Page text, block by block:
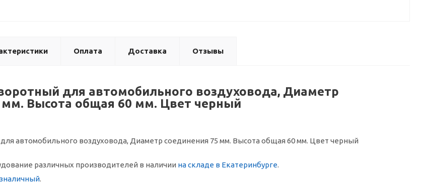
Оплата Доставка Отзывы
для автомобильного воздуховода, Диаметр
мм. Высота общая 60 мм. Цвет черный
автомобильного воздуховода, Диаметр соединения 75 мм. Высота общая 60 мм. Цвет черный
различных производителей в наличии на складе в Екатеринбурге.
.